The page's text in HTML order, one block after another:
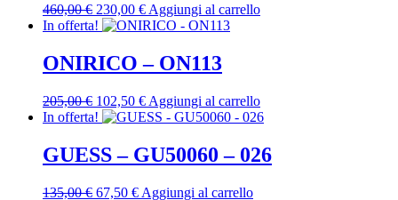
460,00€ Il
prezzo
era:
460,00 €.
230,00 €Il
prezzo
230,00 €.
Aggiungi al carrello
In offerta!
ONIRICO – ON113
205,00€ Il
prezzo
era:
205,00 €.
102,50 €Il
prezzo
è:
102,50 €.
Aggiungi al carrello
In offerta!
GUESS – GU50060 – 026
135,00€ Il
67,50 €IlAggiungi al carrello